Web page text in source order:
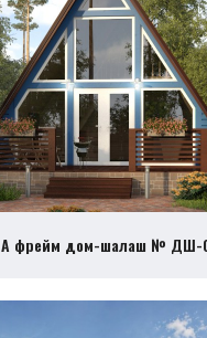
А фрейм дом-шалаш № ДШ-